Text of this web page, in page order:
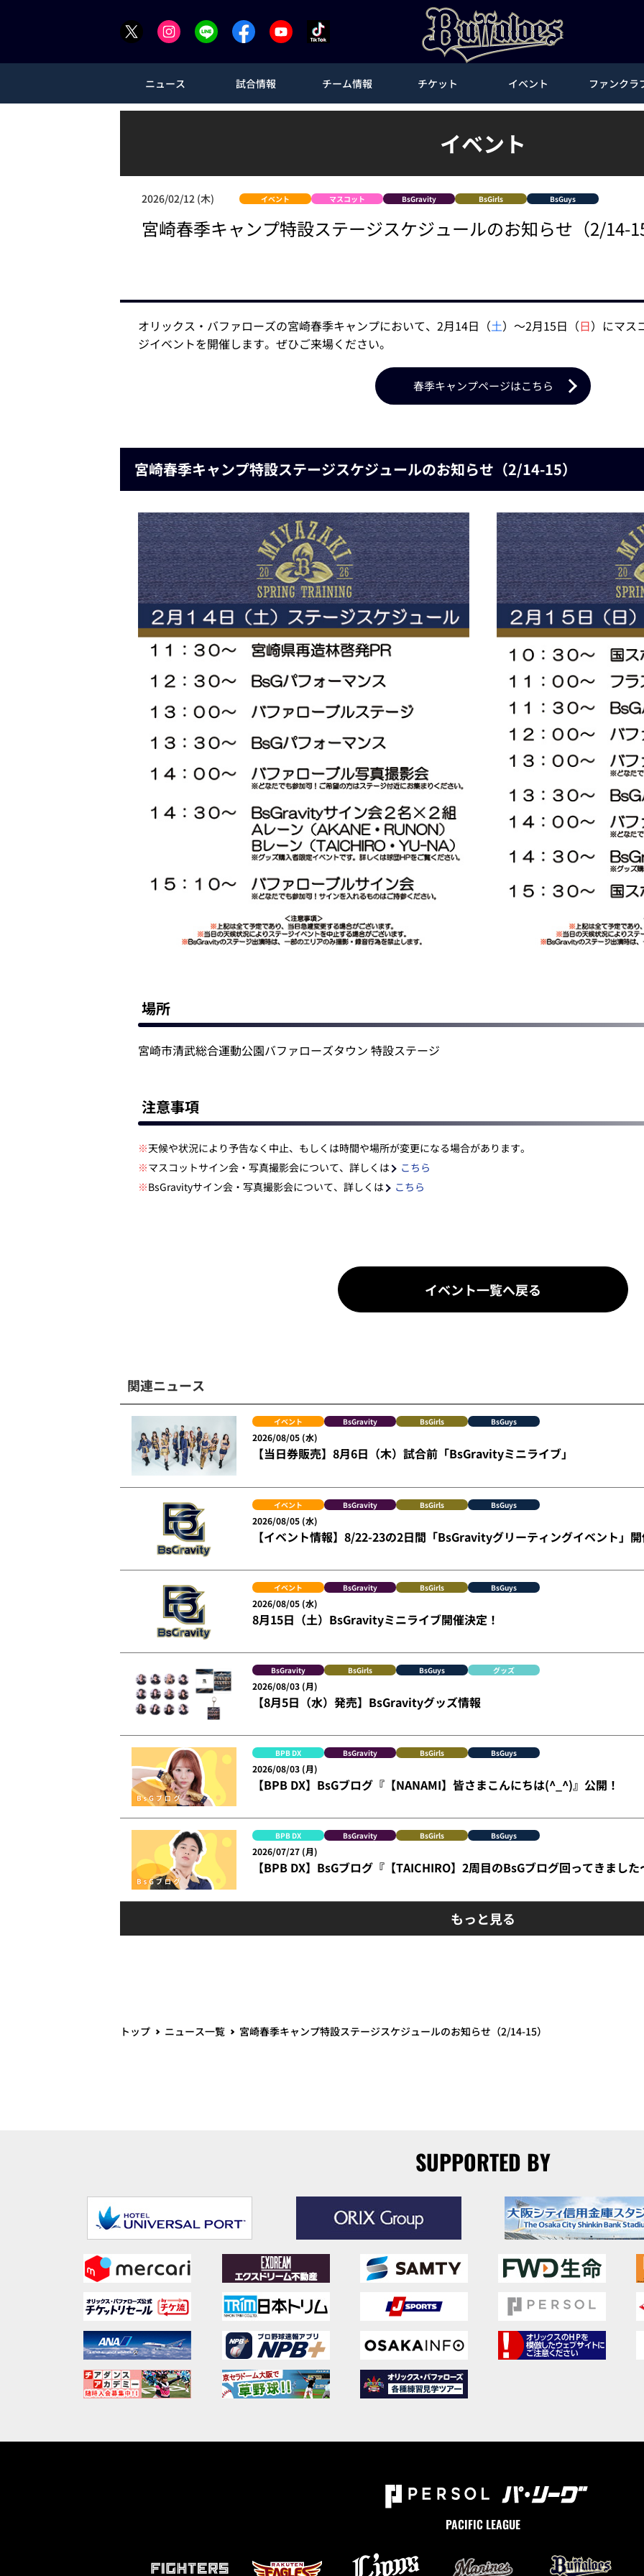
ニュース 試合情報 チーム情報 チケット イベント ファンクラ
イベント
2026/02/12 (木) イベント マスコット BsGravity BsGirls BsGuys
宮崎春季キャンプ特設ステージスケジュールのお知らせ（2/14-
オリックス・バファローズの宮崎春季キャンプにおいて、2月14日（土）～2月15日（日）にマス
ジイベントを開催します。ぜひご来場ください。
春季キャンプページはこちら
宮崎春季キャンプ特設ステージスケジュールのお知らせ（2/14-15）
場所
宮崎市清武総合運動公園バファローズタウン 特設ステージ
注意事項
※天候や状況により予告なく中止、もしくは時間や場所が変更になる場合があります。
※マスコットサイン会・写真撮影会について、詳しくは
こちら
※BsGravityサイン会・写真撮影会について、詳しくは こちら
イベント一覧へ戻る
関連ニュース
イベント BsGravity BsGirls BsGuys
2026/08/05 (水)
【当日券販売】8月6日（木）試合前「BsGravityミニライブ」
イベント BsGravity BsGirls BsGuys
2026/08/05 (水)
【イベント情報】8/22-23の2日間「BsGravityグリーティングイベント」
イベント BsGravity BsGirls BsGuys
2026/08/05 (水)
8月15日（土）BsGravityミニライブ開催決定！
BsGravity BsGirls BsGuys グッズ
2026/08/03 (月)
【8月5日（水）発売】BsGravityグッズ情報
BPB DX BsGravity BsGirls BsGuys
2026/08/03 (月)
【BPB DX】BsGブログ『【NANAMI】皆さまこんにちは(^_^)』公開！
BPB DX BsGravity BsGirls BsGuys
2026/07/27 (月)
【BPB DX】BsGブログ『【TAICHIRO】2周目のBsGブログ回ってきまし
もっと見る
トップ ニュース一覧 宮崎春季キャンプ特設ステージスケジュールのお知らせ（2/14-15）
SUPPORTED BY
PACIFIC LEAGUE